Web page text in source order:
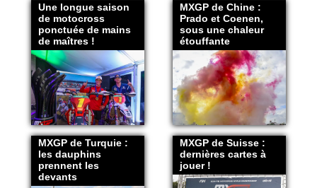
Une longue saison
de motocross
ponctuée de mains
de maîtres !
MXGP de Chine :
Prado et Coenen,
sous une chaleur
étouffante
MXGP de Turquie :
les dauphins
prennent les
devants
MXGP de Suisse :
dernières cartes à
jouer !